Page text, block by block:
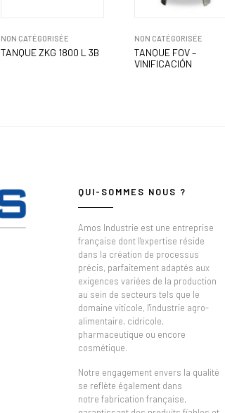
NON CATÉGORISÉE
TANQUE ZKG 1800 L 3B
NON CATÉGORISÉE
TANQUE FOV –
VINIFICACIÓN
QUI-SOMMES NOUS ?
Amos Industrie est une entreprise
française dont l'expertise réside
dans la création de processus
précis, parfaitement adaptés aux
exigences variées de la production
au sein de secteurs tels que le
domaine viticole, l'industrie agro-
alimentaire, cidricole,
pharmaceutique ou encore
cosmétique.
Notre engagement envers la qualité
se reflète également dans
notre fabrication française,